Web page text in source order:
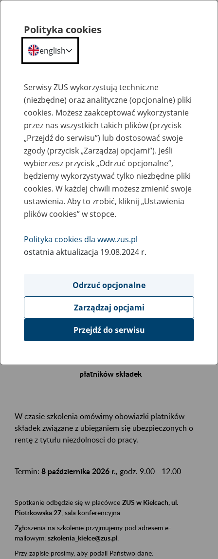
Szkolenia
Renta z tytułu niezdolności do pracy –
obowiązki płatników składek
Rodzaj wydarzenia
Szkolenia
Event description
Zapraszamy Państwa na bezpłatne szkolenie
płatników składek
W czasie szkolenia omówimy obowiazki platników
składek związane z ubieganiem się ubezpieczonych o
rentę z tytułu niezdolnosci do pracy.
Termin: 8 października 2026 r., godz. 9.00 - 12.00
Spotkanie odbędzie się w placówce ZUS w Kielcach, ul.
Piotrkowska 27 , sala konferencyjna
Zgłoszenia na szkolenie przyjmujemy pod adresem e-
mailowym: szkolenia_kielce@zus.pl
Przy zapisie prosimy, aby podali Państwo dane:
Polityka cookies
english
Serwisy ZUS wykorzystują techniczne
(niezbędne) oraz analityczne (opcjonalne) pliki
cookies. Możesz zaakceptować wykorzystanie
przez nas wszystkich takich plików (przycisk
„Przejdź do serwisu”) lub dostosować swoje
zgody (przycisk „Zarządzaj opcjami”). Jeśli
wybierzesz przycisk „Odrzuć opcjonalne”,
będziemy wykorzystywać tylko niezbędne pliki
cookies. W każdej chwili możesz zmienić swoje
ustawienia. Aby to zrobić, kliknij „Ustawienia
plików cookies” w stopce.
Polityka cookies dla www.zus.pl
ostatnia aktualizacja 19.08.2024 r.
Odrzuć opcjonalne
Zarządzaj opcjami
Przejdź do serwisu